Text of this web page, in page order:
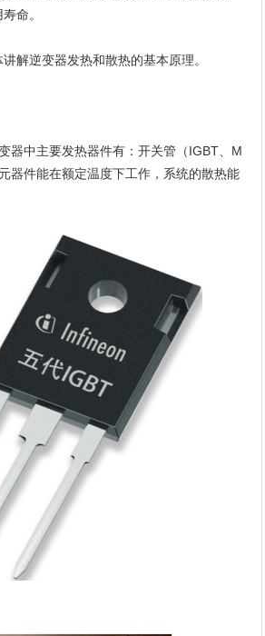
命。
解逆变器发热和散热的基本原理。
器中主要发热器件有：开关管（IGBT、M
器件能在额定温度下工作，系统的散热能